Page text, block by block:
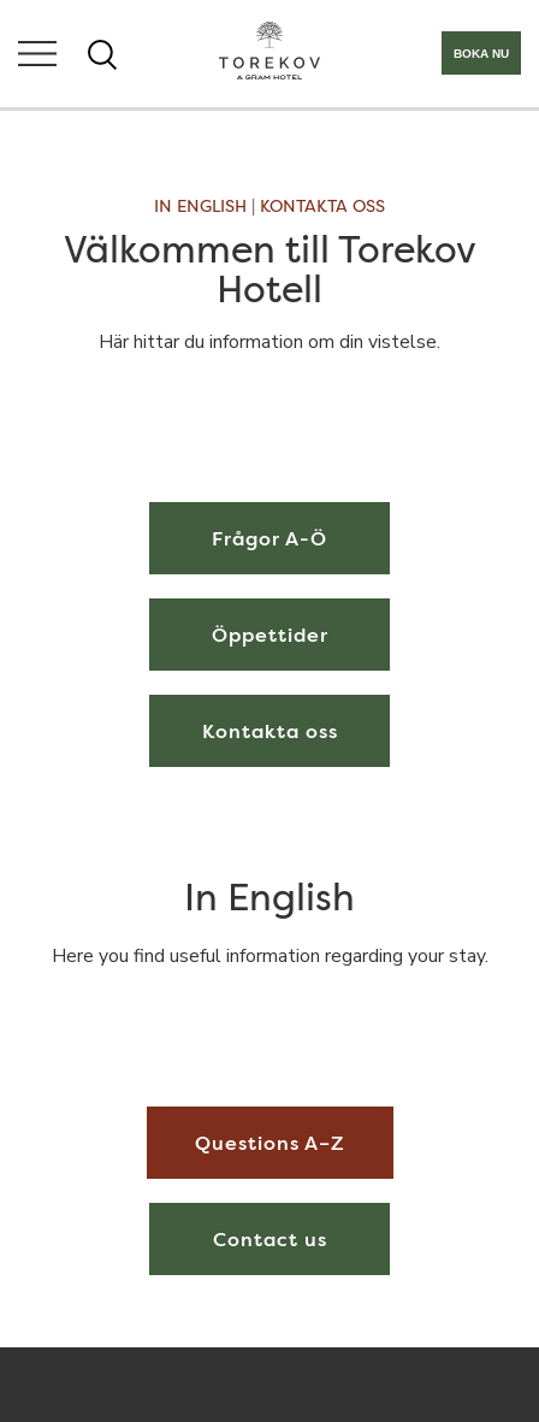
BOKA NU
IN ENGLISH | KONTAKTA OSS
Välkommen till Torekov
Hotell
Här hittar du information om din vistelse.
Frågor A-Ö
Öppettider
Kontakta oss
In English
Here you find useful information regarding your stay.
Questions A–Z
Contact us